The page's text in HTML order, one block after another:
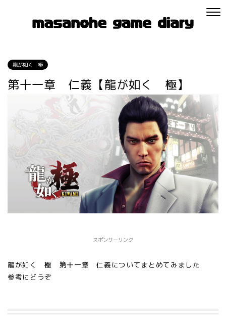
龍が如く 極
第十一章 仁義【龍が如く 極】
スポンサーリンク
龍が如く 極 第十一章 仁義についてまとめてみました
参考にどうぞ